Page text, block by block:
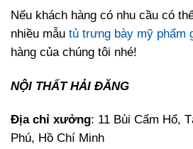
Nếu khách hàng có nhu cầu có
nhiều mẫu tủ trưng bày mỹ phẩm
hàng của chúng tôi nhé!
NỘI THẤT HẢI ĐĂNG
Địa chỉ xưởng: 11 Bùi Cẩm Hổ,
Phú, Hồ Chí Minh